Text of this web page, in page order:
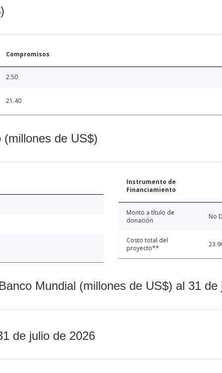
Compromisos
2.50
21.40
de US$)
Instrumento de
Financiamiento
Monto a título de
donación
No
Costo total del
proyecto**
Mundial (millones de US$) al 31 de
de julio de 2026